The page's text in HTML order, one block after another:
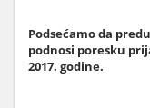
Podsećamo da
podnosi poresku
2017. godine.